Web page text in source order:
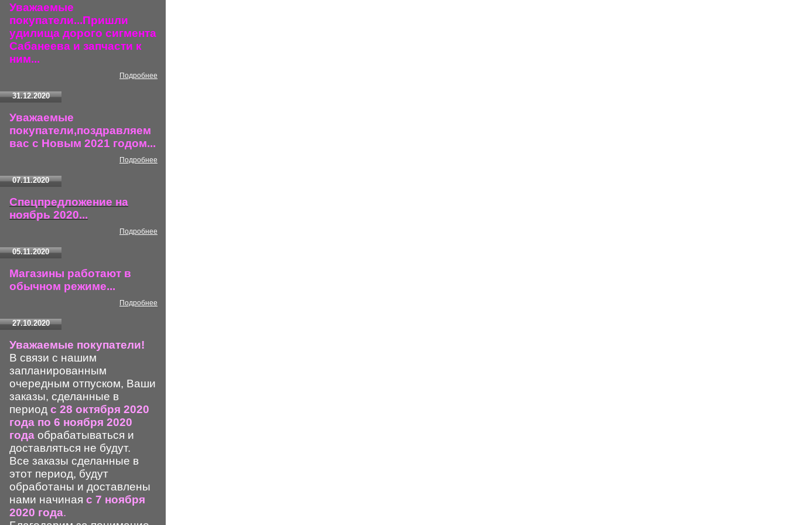
Уважаемые
покупатели...Пришли
удилища дорого сигмента
Сабанеева и запчасти к
ним...
Подробнее
31.12.2020
Уважаемые
покупатели,поздравляем
вас с Новым 2021 годом...
Подробнее
07.11.2020
Спецпредложение на
ноябрь 2020...
Подробнее
05.11.2020
Магазины работают в
обычном режиме...
Подробнее
27.10.2020
Уважаемые покупатели!
В связи с нашим
запланированным
очередным отпуском, Ваши
заказы, сделанные в
период с 28 октября 2020
года по 6 ноября 2020
года обрабатываться и
доставляться не будут.
Все заказы сделанные в
этот период, будут
обработаны и доставлены
нами начиная с 7 ноября
2020 года.